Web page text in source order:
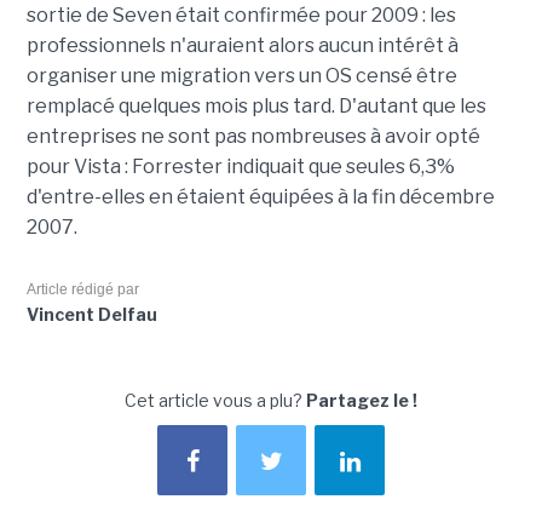
sortie de Seven était confirmée pour 2009 : les
professionnels n'auraient alors aucun intérêt à
organiser une migration vers un OS censé être
remplacé quelques mois plus tard. D'autant que les
entreprises ne sont pas nombreuses à avoir opté
pour Vista : Forrester indiquait que seules 6,3%
d'entre-elles en étaient équipées à la fin décembre
2007.
Article rédigé par
Vincent Delfau
Cet article vous a plu? Partagez le !